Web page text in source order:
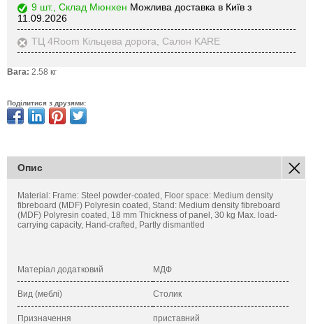
9 шт., Склад Мюнхен Можлива доставка в Київ з
11.09.2026
ТЦ 4Room Кільцева дорога, Салон KARE
Вага: 2.58 кг
Поділитися з друзями:
Опис
Material: Frame: Steel powder-coated, Floor space: Medium density
fibreboard (MDF) Polyresin coated, Stand: Medium density fibreboard
(MDF) Polyresin coated, 18 mm Thickness of panel, 30 kg Max. load-
carrying capacity, Hand-crafted, Partly dismantled
Матеріал додатковий МДФ
Вид (меблі) Столик
Призначення приставний